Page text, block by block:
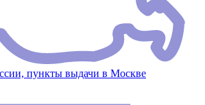
пункты выдачи в Москве